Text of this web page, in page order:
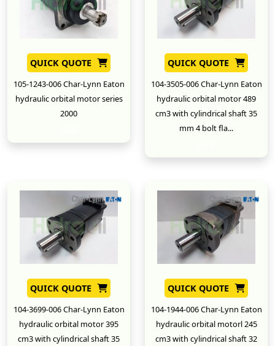
QUICK QUOTE
105-1243-006 Char-Lynn Eaton
hydraulic orbital motor series
2000
QUICK QUOTE
104-3505-006 Char-Lynn Eaton
hydraulic orbital motor 489
cm3 with cylindrical shaft 35
mm 4 bolt fla...
QUICK QUOTE
104-3699-006 Char-Lynn Eaton
hydraulic orbital motor 395
cm3 with cylindrical shaft 35
QUICK QUOTE
104-1944-006 Char-Lynn Eaton
hydraulic orbital motorl 245
cm3 with cylindrical shaft 32